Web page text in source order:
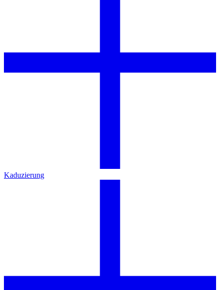
Kaduzierung